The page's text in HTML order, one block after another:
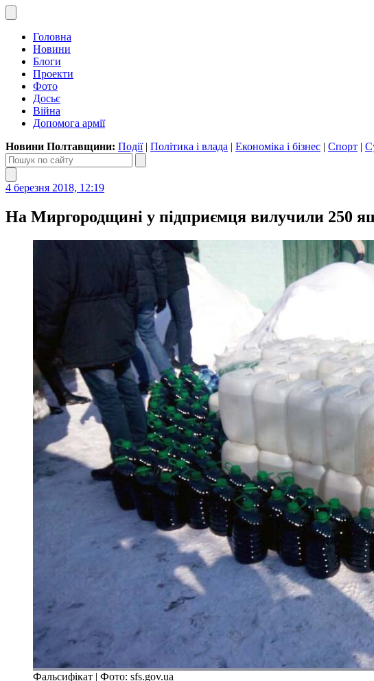
Головна
Новини
Блоги
Проекти
Фото
Досьє
Війна
Допомога армії
Новини Полтавщини: Події| Політика і влада | Економіка і бізнес | Спорт |
4 березня 2018, 12:19
На Миргородщині у підприємця вилучили 250
Фальсифікат | Фото: sfs.gov.ua